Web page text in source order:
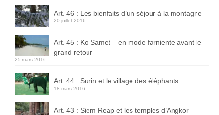
Flux Rss : Les commentaires
Images à la Une
Menu
Art. 46 : Les bienfaits d’un séjour à la montagne
20 juillet 2016
Art. 45 : Ko Samet – en mode farniente avant le
grand retour
25 mars 2016
Art. 44 : Surin et le village des éléphants
18 mars 2016
Art. 43 : Siem Reap et les temples d’Angkor